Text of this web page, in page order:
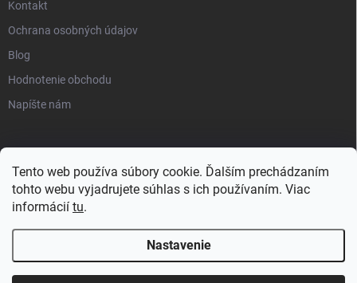
Tento web používa súbory cookie. Ďalším prechádzaním
tohto webu vyjadrujete súhlas s ich používaním. Viac
informácií tu.
Nastavenie
Kontakt
Ochrana osobných údajov
Blog
Hodnotenie obchodu
Napíšte nám